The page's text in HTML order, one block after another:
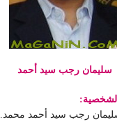
سليمان رجب سيد أحمد
الشخصية:
رجب سيد أحمد محمد.